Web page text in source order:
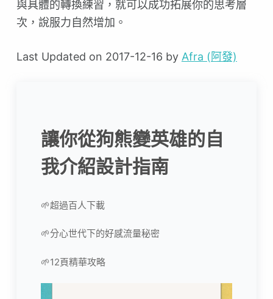
與具體的轉換練習，就可以成功拓展你的思考層
次，說服力自然增加。
Last Updated on 2017-12-16 by Afra (阿發)
讓你從狗熊變英雄的自
我介紹設計指南
🌱超過百人下載
🌱分心世代下的好感流量秘密
🌱12頁精華攻略